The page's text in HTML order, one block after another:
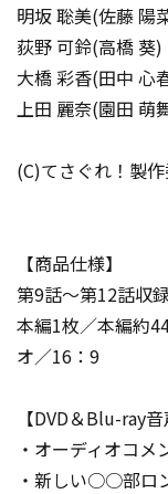
明坂 聡美(佐藤 陽
荻野 可鈴(高橋 葵)
大橋 彩香(田中 心
上田 麗奈(園田 萌
(C)てさぐれ！製
【商品仕様】
第9話～第12話収録
本編1枚／本編約
オ／16：9
【DVD＆Blu-ray音
・オーディオコメ
・新しい○○部ロ